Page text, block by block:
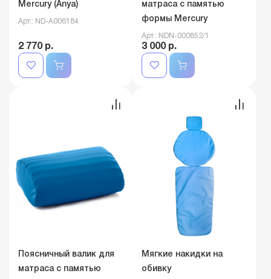
Mercury (Anya)
Арт.: ND-A006184
2 770 р.
матраса с памятью
формы Mercury
Арт.: NDN-000852/1
3 000 р.
Поясничный валик для
матраса с памятью
Мягкие накидки на
обивку